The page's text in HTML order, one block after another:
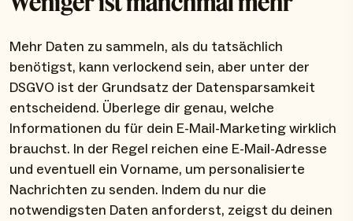
Mehr Daten zu sammeln, als du tatsächlich
benötigst, kann verlockend sein, aber unter der
DSGVO ist der Grundsatz der Datensparsamkeit
entscheidend. Überlege dir genau, welche
Informationen du für dein E-Mail-Marketing wirklich
brauchst. In der Regel reichen eine E-Mail-Adresse
und eventuell ein Vorname, um personalisierte
Nachrichten zu senden. Indem du nur die
notwendigsten Daten anforderst, zeigst du deinen